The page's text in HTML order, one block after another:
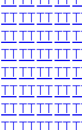
TTTTTTTT
TTTTTTTT
TTTTTTTT
TTTTTTTT
TTTTTTTT
TTTTTTTT